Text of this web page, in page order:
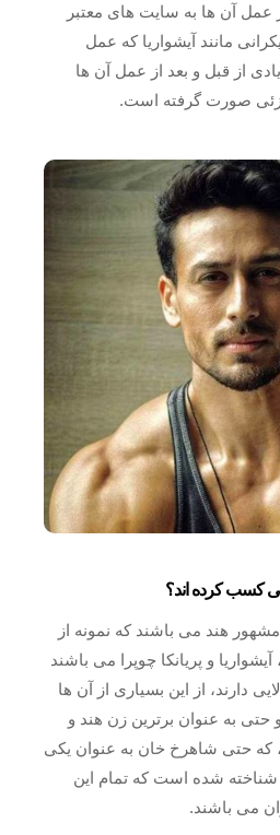
آن ها به سایت های معتبر
مانند آیشواریا که عمل
از قبل و بعد از عمل آن ها
صورت گرفته است.
کسب کرده اند؟
مشهور هند می باشند که نمونه از
و پریانکا چوپرا می باشند
دارند، از این بسیاری از آن ها
حتی به عنوان برترین زن هند و
که حتی شاهرخ خان به عنوان یکی
شناخته شده است که تمام این
می باشند.